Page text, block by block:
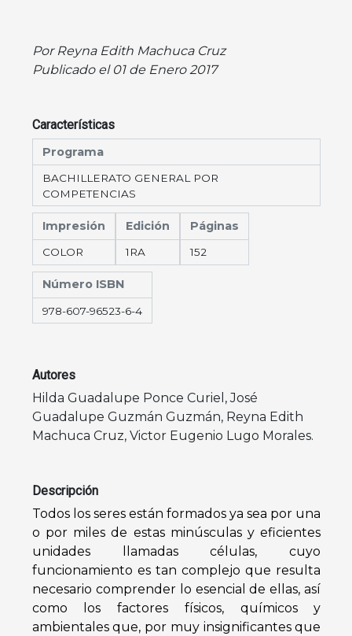
Por Reyna Edith Machuca Cruz
Publicado el 01 de Enero 2017
Características
Programa
BACHILLERATO GENERAL POR
COMPETENCIAS
Impresión
COLOR
Edición
1RA
Páginas
152
Número ISBN
978-607-96523-6-4
Autores
Hilda Guadalupe Ponce Curiel ,José
Guadalupe Guzmán Guzmán, Reyna Edith
Machuca Cruz, Victor Eugenio Lugo Morales.
Descripción
Todos los seres están formados ya sea por una
o por miles de estas minúsculas y eficientes
unidades llamadas células, cuyo
funcionamiento es tan complejo que resulta
necesario comprender lo esencial de ellas, así
como los factores físicos, químicos y
ambientales que, por muy insignificantes que